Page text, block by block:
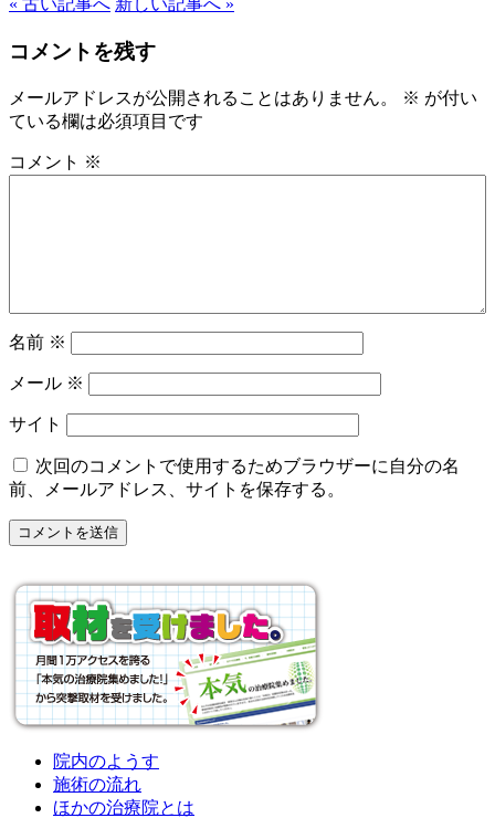
« 古い記事へ 新しい記事へ »
コメントを残す
メールアドレスが公開されることはありません。 ※ が付い
ている欄は必須項目です
コメント ※
名前 ※
メール ※
サイト
次回のコメントで使用するためブラウザーに自分の名
前、メールアドレス、サイトを保存する。
院内のようす
施術の流れ
ほかの治療院とは